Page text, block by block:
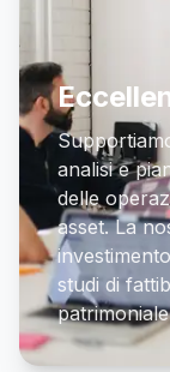
analisi e
delle
asset. La
studi di